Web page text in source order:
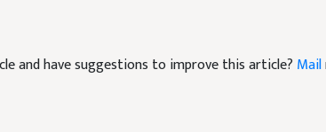
and have suggestions to improve this article?